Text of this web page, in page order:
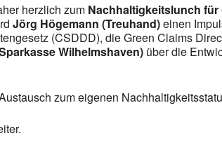
herzlich zum Nachhaltigkeitslunch
Jörg Högemann (Treuhand)einen
(CSDDD), die Green Claims
Wilhelmshaven) über die
zum eigenen